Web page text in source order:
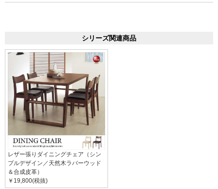
シリーズ関連商品
レザー張りダイニングチェア（シン
プルデザイン／天然木ラバーウッド
＆合成皮革）
￥19,800(税抜)